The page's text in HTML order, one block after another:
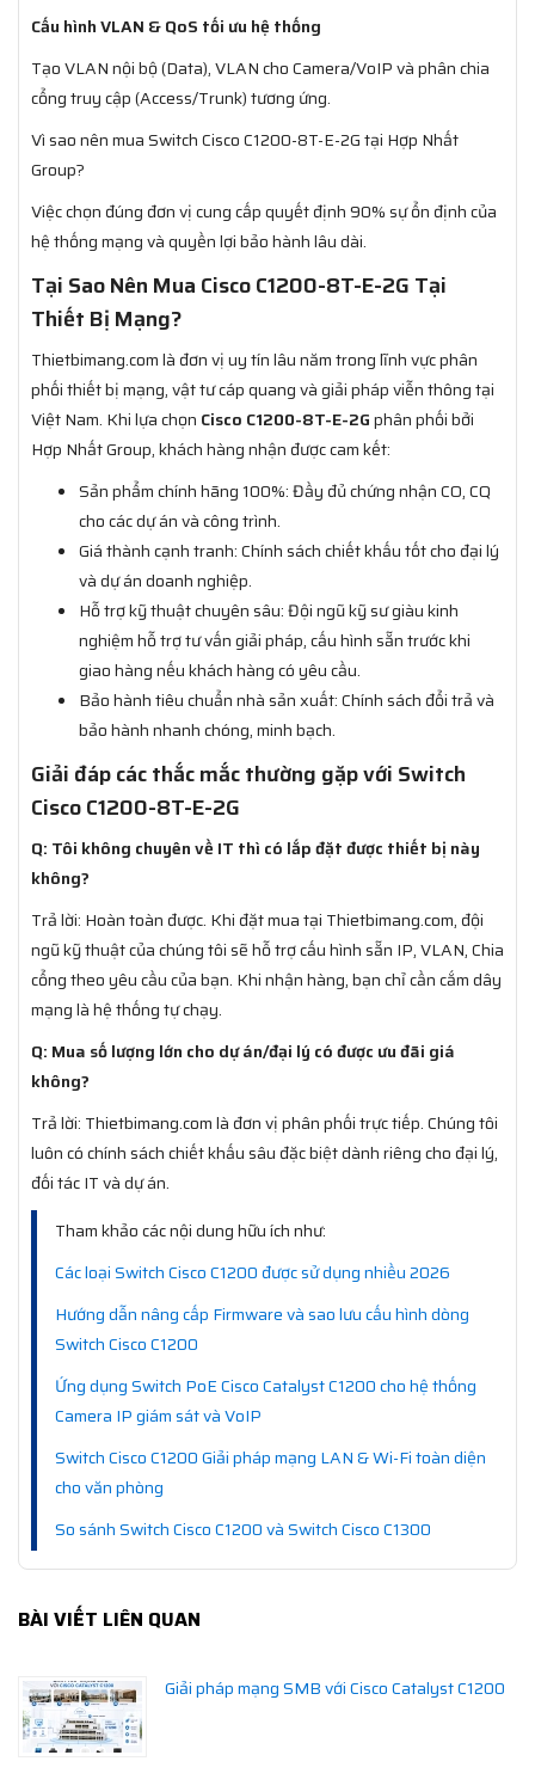
Cấu hình VLAN & QoS tối ưu hệ thống
Tạo VLAN nội bộ (Data), VLAN cho Camera/VoIP và phân chia
cổng truy cập (Access/Trunk) tương ứng.
Vì sao nên mua Switch Cisco C1200-8T-E-2G tại Hợp Nhất
Group?
Việc chọn đúng đơn vị cung cấp quyết định 90% sự ổn định của
hệ thống mạng và quyền lợi bảo hành lâu dài.
Tại Sao Nên Mua Cisco C1200-8T-E-2G Tại
Thiết Bị Mạng?
Thietbimang.com là đơn vị uy tín lâu năm trong lĩnh vực phân
phối thiết bị mạng, vật tư cáp quang và giải pháp viễn thông tại
Việt Nam. Khi lựa chọn Cisco C1200-8T-E-2Gphân phối bởi
Hợp Nhất Group, khách hàng nhận được cam kết:
Sản phẩm chính hãng 100%: Đầy đủ chứng nhận CO, CQ
cho các dự án và công trình.
Giá thành cạnh tranh: Chính sách chiết khấu tốt cho đại lý
và dự án doanh nghiệp.
Hỗ trợ kỹ thuật chuyên sâu: Đội ngũ kỹ sư giàu kinh
nghiệm hỗ trợ tư vấn giải pháp, cấu hình sẵn trước khi
giao hàng nếu khách hàng có yêu cầu.
Bảo hành tiêu chuẩn nhà sản xuất: Chính sách đổi trả và
bảo hành nhanh chóng, minh bạch.
Giải đáp các thắc mắc thường gặp với Switch
Cisco C1200-8T-E-2G
Q: Tôi không chuyên về IT thì có lắp đặt được thiết bị này
không?
Trả lời: Hoàn toàn được. Khi đặt mua tại Thietbimang.com, đội
ngũ kỹ thuật của chúng tôi sẽ hỗ trợ cấu hình sẵn IP, VLAN, Chia
cổng theo yêu cầu của bạn. Khi nhận hàng, bạn chỉ cần cắm dây
mạng là hệ thống tự chạy.
Q: Mua số lượng lớn cho dự án/đại lý có được ưu đãi giá
không?
Trả lời: Thietbimang.com là đơn vị phân phối trực tiếp. Chúng tôi
luôn có chính sách chiết khấu sâu đặc biệt dành riêng cho đại lý,
đối tác IT và dự án.
Tham khảo các nội dung hữu ích như:
Các loại Switch Cisco C1200 được sử dụng nhiều 2026
Hướng dẫn nâng cấp Firmware và sao lưu cấu hình dòng
Switch Cisco C1200
Ứng dụng Switch PoE Cisco Catalyst C1200 cho hệ thống
Camera IP giám sát và VoIP
Switch Cisco C1200 Giải pháp mạng LAN & Wi-Fi toàn diện
cho văn phòng
So sánh Switch Cisco C1200 và Switch Cisco C1300
BÀI VIẾT LIÊN QUAN
Giải pháp mạng SMB với Cisco Catalyst C1200